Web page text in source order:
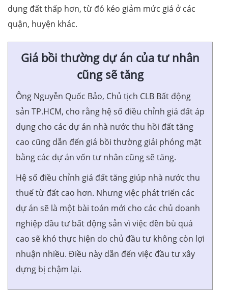
dụng đất thấp hơn, từ đó kéo giảm mức giá ở các
quận, huyện khác.
Giá bồi thường dự án của tư nhân
cũng sẽ tăng
Ông Nguyễn Quốc Bảo, Chủ tịch CLB Bất động
sản TP.HCM, cho rằng hệ số điều chỉnh giá đất áp
dụng cho các dự án nhà nước thu hồi đất tăng
cao cũng dẫn đến giá bồi thường giải phóng mặt
bằng các dự án vốn tư nhân cũng sẽ tăng.
Hệ số điều chỉnh giá đất tăng giúp nhà nước thu
thuế từ đất cao hơn. Nhưng việc phát triển các
dự án sẽ là một bài toán mới cho các chủ doanh
nghiệp đầu tư bất động sản vì việc đền bù quá
cao sẽ khó thực hiện do chủ đầu tư không còn lợi
nhuận nhiều. Điều này dẫn đến việc đầu tư xây
dựng bị chậm lại.